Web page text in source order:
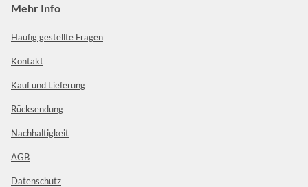
Mehr Info
Häufig gestellte Fragen
Kontakt
Kauf und Lieferung
Rücksendung
Nachhaltigkeit
AGB
Datenschutz